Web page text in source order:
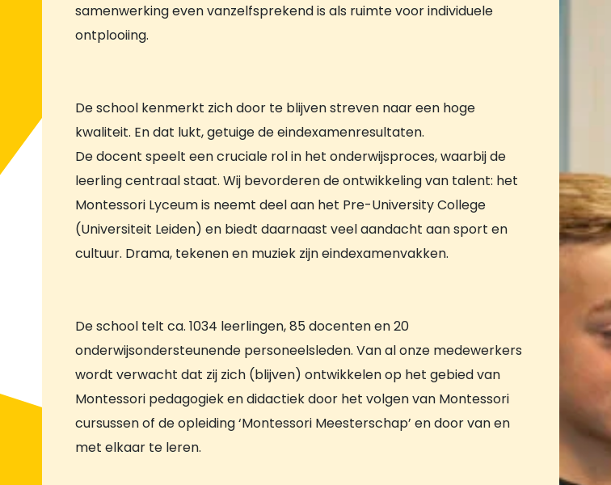
samenwerking even vanzelfsprekend is als ruimte voor individuele
ontplooiing.
De school kenmerkt zich door te blijven streven naar een hoge
kwaliteit. En dat lukt, getuige de eindexamenresultaten.
De docent speelt een cruciale rol in het onderwijsproces, waarbij de
leerling centraal staat. Wij bevorderen de ontwikkeling van talent: het
Montessori Lyceum is neemt deel aan het Pre-University College
(Universiteit Leiden) en biedt daarnaast veel aandacht aan sport en
cultuur. Drama, tekenen en muziek zijn eindexamenvakken.
De school telt ca. 1034 leerlingen, 85 docenten en 20
onderwijsondersteunende personeelsleden. Van al onze medewerkers
wordt verwacht dat zij zich (blijven) ontwikkelen op het gebied van
Montessori pedagogiek en didactiek door het volgen van Montessori
cursussen of de opleiding ‘Montessori Meesterschap’ en door van en
met elkaar te leren.